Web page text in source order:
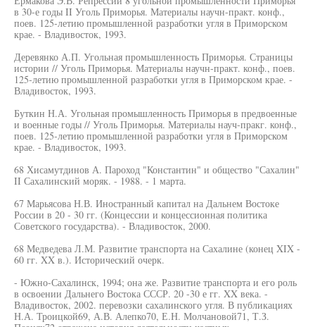
в 30-е годы II Уголь Приморья. Материалы научн-практ. конф.,
поев. 125-летию промышленной разработки угля в Приморском
крае. - Владивосток, 1993.
Деревянко А.П. Угольная промышленность Приморья. Страницы
истории // Уголь Приморья. Материалы научн-практ. конф., поев.
125-летию промышленной разработки угля в Приморском крае. -
Владивосток, 1993.
Буткин Н.А. Угольная промышленность Приморья в предвоенные
и военные годы // Уголь Приморья. Материалы науч-пракг. конф.,
поев. 125-летию промышленной разработки угля в Приморском
крае. - Владивосток, 1993.
68 Хисамутдинов А. Пароход "Константин" и общество "Сахалин"
II Сахалинский моряк. - 1988. - 1 марта.
67 Марьясова Н.В. Иностранный капитал на Дальнем Востоке
России в 20 - 30 гг. (Концессии и концессионная политика
Советского государства). - Владивосток, 2000.
68 Медведева Л.М. Развитие транспорта на Сахалине (конец XIX -
60 гг. XX в.). Исторический очерк.
- Южно-Сахалинск, 1994; она же. Развитие транспорта и его роль
в освоении Дальнего Востока СССР. 20 -30 е гг. XX века. -
Владивосток, 2002. перевозки сахалинского угля. В публикациях
Н.А. Троицкой69, А.В. Алепко70, Е.Н. Молчановой71, Т.З.